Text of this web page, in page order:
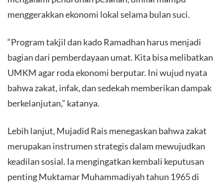
menggerakkan ekonomi lokal selama bulan suci.
​“Program takjil dan kado Ramadhan harus menjadi
bagian dari pemberdayaan umat. Kita bisa melibatkan
UMKM agar roda ekonomi berputar. Ini wujud nyata
bahwa zakat, infak, dan sedekah memberikan dampak
berkelanjutan,” katanya.
​Lebih lanjut, Mujadid Rais menegaskan bahwa zakat
merupakan instrumen strategis dalam mewujudkan
keadilan sosial. Ia mengingatkan kembali keputusan
penting Muktamar Muhammadiyah tahun 1965 di